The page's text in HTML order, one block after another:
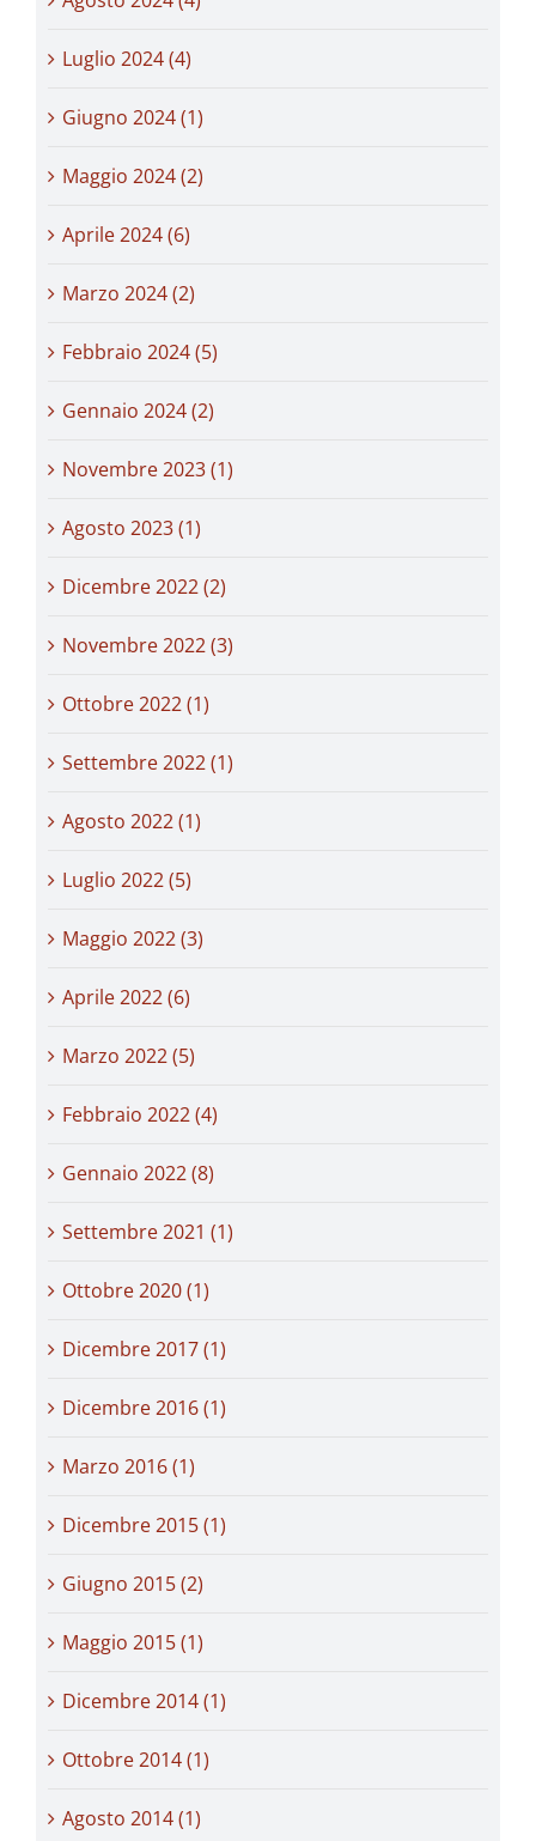
Luglio 2024 (4)
Giugno 2024 (1)
Maggio 2024 (2)
Aprile 2024 (6)
Marzo 2024 (2)
Febbraio 2024 (5)
Gennaio 2024 (2)
Novembre 2023 (1)
Agosto 2023 (1)
Dicembre 2022 (2)
Novembre 2022 (3)
Ottobre 2022 (1)
Settembre 2022 (1)
Agosto 2022 (1)
Luglio 2022 (5)
Maggio 2022 (3)
Aprile 2022 (6)
Marzo 2022 (5)
Febbraio 2022 (4)
Gennaio 2022 (8)
Settembre 2021 (1)
Ottobre 2020 (1)
Dicembre 2017 (1)
Dicembre 2016 (1)
Marzo 2016 (1)
Dicembre 2015 (1)
Giugno 2015 (2)
Maggio 2015 (1)
Dicembre 2014 (1)
Ottobre 2014 (1)
Agosto 2014 (1)